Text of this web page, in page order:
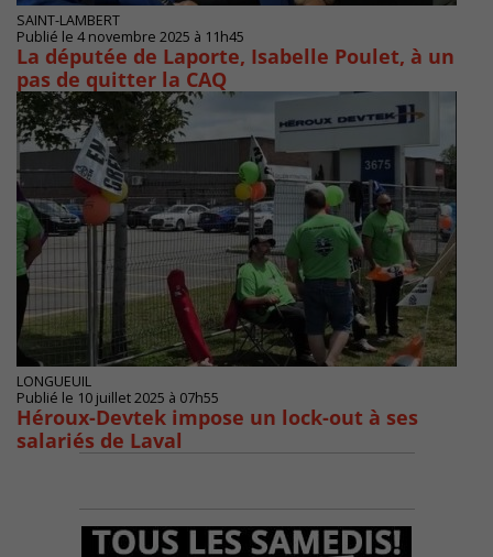
SAINT-LAMBERT
Publié le 4 novembre 2025 à 11h45
La députée de Laporte, Isabelle Poulet, à un
pas de quitter la CAQ
LONGUEUIL
Publié le 10 juillet 2025 à 07h55
Héroux-Devtek impose un lock-out à ses
salariés de Laval